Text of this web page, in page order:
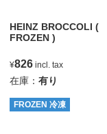
HEINZ BROCCOLI (
FROZEN )
¥826 incl. tax
在庫：有り
FROZEN 冷凍